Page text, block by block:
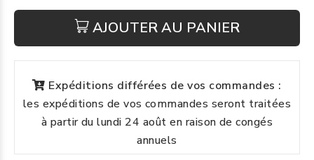
AJOUTER AU PANIER
Expéditions différées de vos commandes :
les expéditions de vos commandes seront traitées
à partir du lundi 24 août en raison de congés
annuels